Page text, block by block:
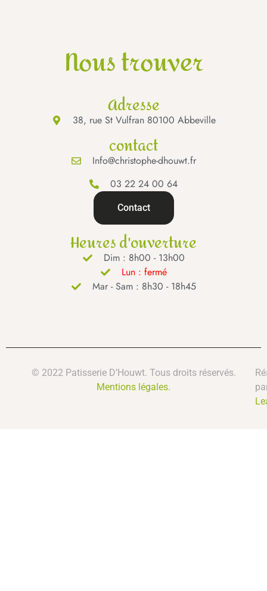
Nous trouver
Adresse
38, rue St Vulfran 80100 Abbeville
contact
Info@christophe-dhouwt.fr
03 22 24 00 64
Contact
Heures d'ouverture
Dim : 8h00 - 13h00
Lun : fermé
Mar - Sam : 8h30 - 18h45
© 2022 Patisserie D’Houwt. Tous droits réservés.
Mentions légales.